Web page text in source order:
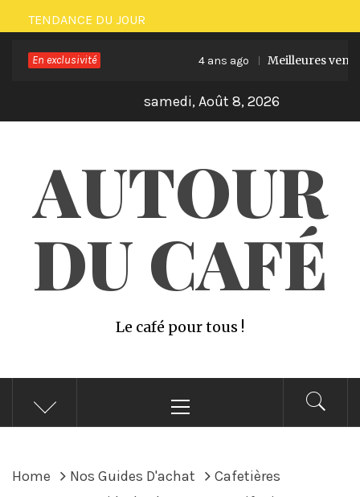
Skip
to
content
TENDANCE DU JOUR
En exclusivité 4 ans ago Meilleures ventes
samedi, Août 8, 2026
AUTOUR
DU CAFÉ
Le café pour tous !
Menu
Home Nos Guides D'achat
Cafetières